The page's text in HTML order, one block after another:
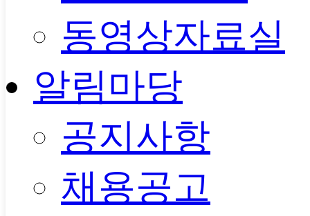
동영상자료실
알림마당
공지사항
채용공고